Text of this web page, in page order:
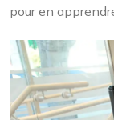
pour en